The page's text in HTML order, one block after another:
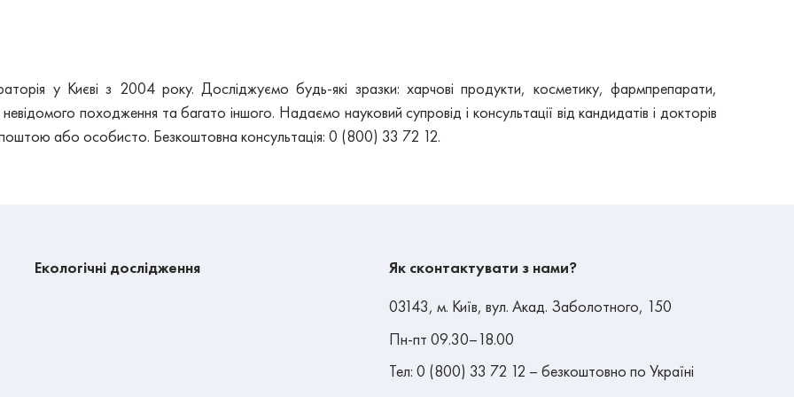
у Києві з 2004 року. Досліджуємо будь-які зразки: харчові продукти, косметику, фармпрепарати,
походження та багато іншого. Надаємо науковий супровід і консультації від кандидатів і докторів
або особисто. Безкоштовна консультація: 0 (800) 33 72 12.
Як сконтактувати з нами?
03143, м. Київ, вул. Акад. Заболотного, 150
Пн-пт 09.30–18.00
Тел: 0 (800) 33 72 12 – безкоштовно по Україні
Екологічні дослідження